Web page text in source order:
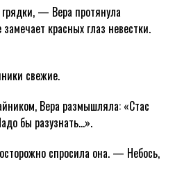
— Вера протянула
красных глаз невестки.
свежие.
Вера размышляла: «Стас
бы разузнать…».
спросила она. — Небось,